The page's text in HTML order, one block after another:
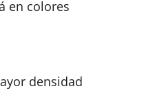
en colores
densidad